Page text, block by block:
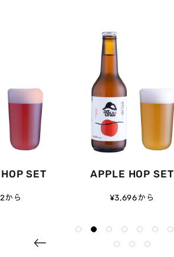
SET
から
APPLE HOP SET
¥3,696から